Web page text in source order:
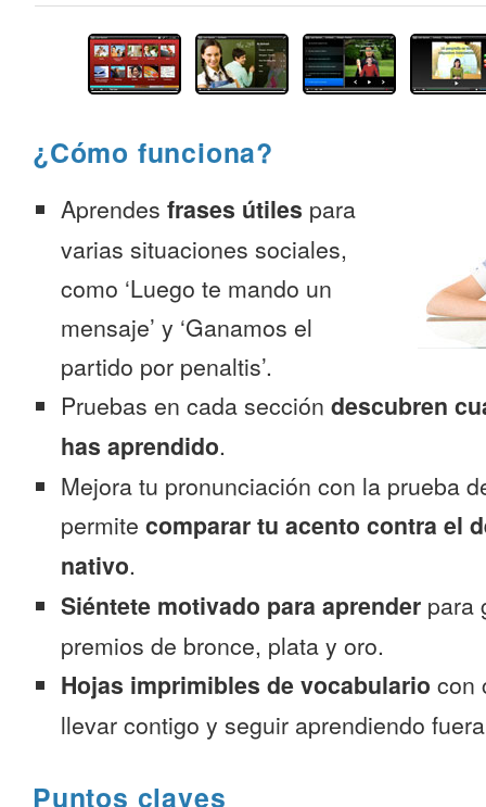
¿Cómo funciona?
Aprendes frases útiles para
varias situaciones sociales,
como ‘Luego te mando un
mensaje’ y ‘Ganamos el
partido por penaltis’.
Pruebas en cada sección descubren
has aprendido.
Mejora tu pronunciación con la prueba
permite comparar tu acento contra el
nativo.
Siéntete motivado para aprender para
premios de bronce, plata y oro.
Hojas imprimibles de vocabulario con
llevar contigo y seguir aprendiendo
Puntos claves